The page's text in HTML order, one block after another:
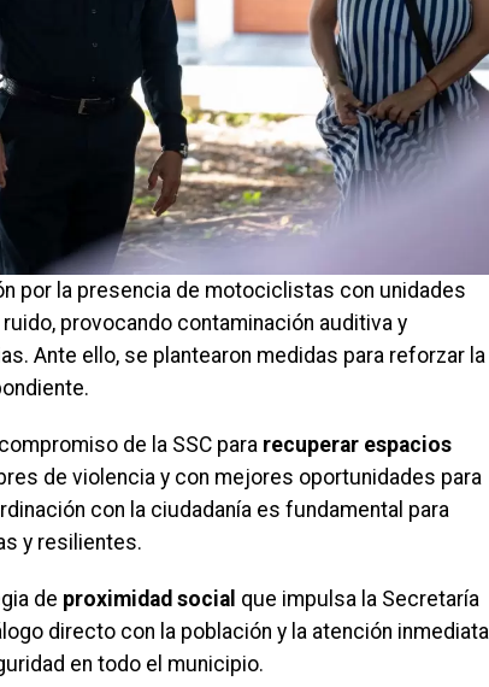
por la presencia de motociclistas con unidades
provocando contaminación auditiva y
Ante ello, se plantearon medidas para reforzar la
de la SSC para recuperar espacios
de violencia y con mejores oportunidades para
con la ciudadanía es fundamental para
y resilientes.
de proximidad social que impulsa la Secretaría
directo con la población y la atención inmediata
en todo el municipio.